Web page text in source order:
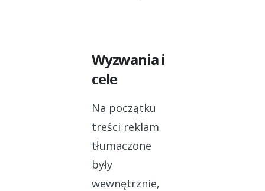
Wyzwania i
cele
Na początku
treści reklam
tłumaczone
były
wewnętrznie,